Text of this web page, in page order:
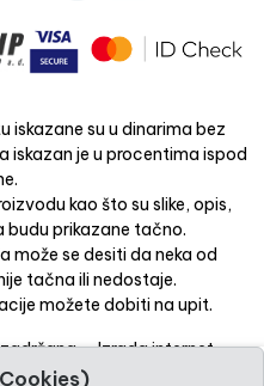
iskazane su u dinarima bez
je u procentima ispod
kao što su slike, opis,
budu prikazane tačno.
može se desiti da neka od
tačna ili nedostaje.
možete dobiti na upit.
-Izrada internet
-Selltico.